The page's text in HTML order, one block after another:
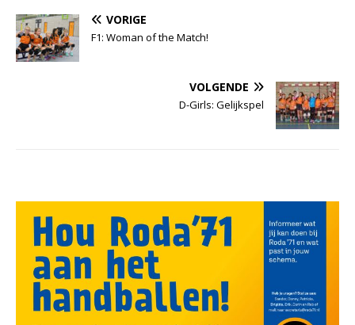
VORIGE
F1: Woman of the Match!
VOLGENDE
D-Girls: Gelijkspel